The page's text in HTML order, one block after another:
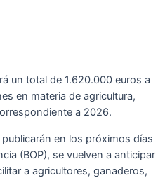
un total de 1.620.000 euros a
en materia de agricultura,
a 2026.
en los próximos días
(BOP), se vuelven a anticipar
a agricultores, ganaderos,